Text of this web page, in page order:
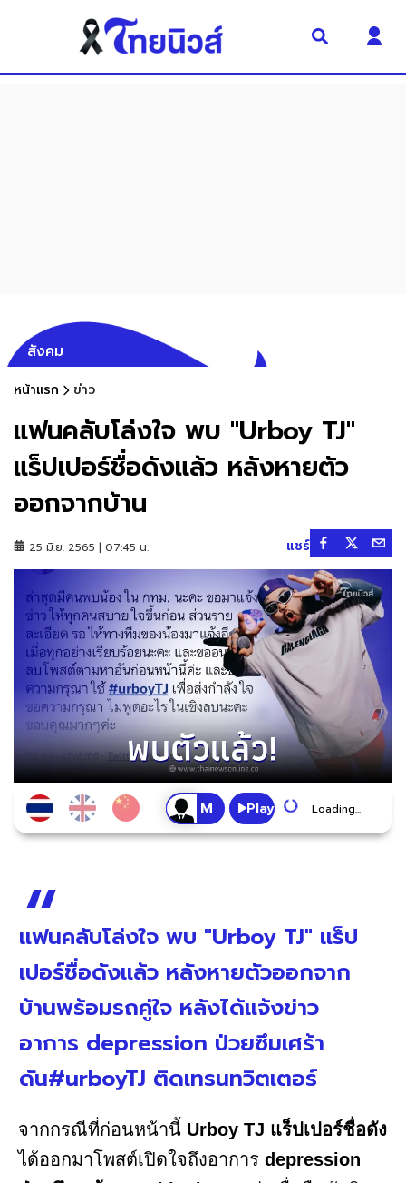
สังคม
หน้าแรก ข่าว
แฟนคลับโล่งใจ พบ "Urboy TJ"
แร็ปเปอร์ชื่อดังแล้ว หลังหายตัว
ออกจากบ้าน
25 มิ.ย. 2565 | 07:45 น. แชร์
Play Loading...
แฟนคลับโล่งใจ พบ "Urboy TJ" แร็ป
เปอร์ชื่อดังแล้ว หลังหายตัวออกจาก
บ้านพร้อมรถคู่ใจ หลังได้แจ้งข่าว
อาการ depression ป่วยซึมเศร้า
ดัน#urboyTJ ติดเทรนทวิตเตอร์
จากกรณีที่ก่อนหน้านี้ Urboy TJ แร็ปเปอร์ชื่อดัง
ได้ออกมาโพสต์เปิดใจถึงอาการ depression